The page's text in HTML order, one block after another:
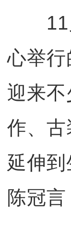
11月
心举行
迎来
作、
延伸
陈冠言